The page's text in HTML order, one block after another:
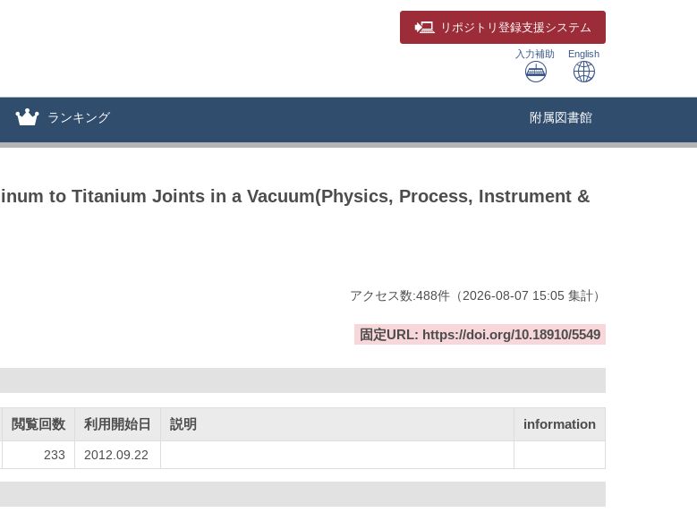
リポジトリ 登録支援システム
入力補助 English
ランキング 附属図書館
to Titanium Joints in a Vacuum(Physics, Process, Instrument &
アクセス数:488件 （2026-08-07 15:05 集計）
固定URL: https://doi.org/10.18910/5549
閲覧回数 利用開始日 説明 information
233 2012.09.22